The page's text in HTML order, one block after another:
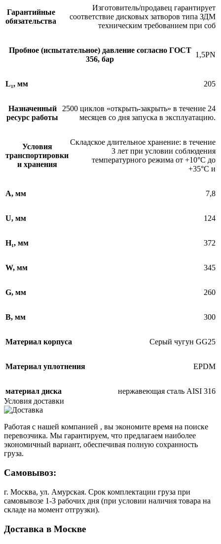
Гарантийные
обязательства
Изготовитель/продавец гарантирует
соответствие дисковых затворов типа ЗДМ
техническим требованием при соб
Пробное (испытательное) давление согласно ГОСТ
356, бар
1,5PN
L₁, мм 205
Назначенный
ресурс работы
2500 циклов «открыть-закрыть» в течение 24
месяцев со дня запуска в эксплуатацию.
Условия
транспортировки
и хранения
Складское длительное хранение: в течение
3 лет при условии соблюдения
температурного режима от +10°С до
+35°С и
А, мм 7,8
U, мм 124
H₁, мм 372
W, мм 345
G, мм 260
В, мм 300
Материал корпуса Серый чугун GG25
Материал уплотнения EPDM
материал диска
нержавеющая сталь AISI 316
Условия доставки
Работая с нашей компанией , вы экономите время на поиске
перевозчика. Мы гарантируем, что предлагаем наиболее
экономичный вариант, обеспечивая полную сохранность
груза.
Самовывоз:
г. Москва, ул. Амурская. Срок комплектации груза при
самовывозе 1-3 рабочих дня (при условии наличия товара на
складе на момент отгрузки).
Доставка в Москве